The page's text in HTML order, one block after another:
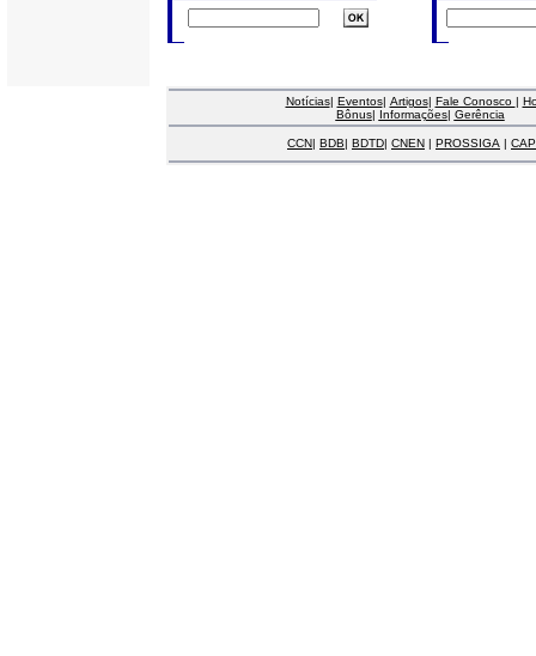
Notícias| Eventos| Artigos| Fale Conosco |
Bônus| Informações| Gerência
CCN| BDB| BDTD| CNEN | PROSSIGA |